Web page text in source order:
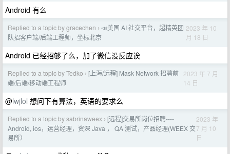
Android 有么
Replied to a topic by gracechen › 📣美国 AI 社交平台，超精英团
队招客户端/后端工程师，坐标北京
2023 年 10
月 18 日
Android 已经招够了么，加了微信没反应诶
Replied to a topic by Tedko › [上海/远程] Mask Network 招聘前
端/后端/移动端工程师
2023 年 7 月
14 日
@lwjlol 想问下有算法，英语的要求么
Replied to a topic by sabrinaweex › [远程]交易所岗位招聘----
Android, ios，运营经理，资深 Java ， QA 测试，产品经理(WEEX 交
易所）
2023 年
7 月 10
日